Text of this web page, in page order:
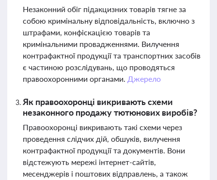
Незаконний обіг підакцизних товарів тягне за
собою кримінальну відповідальність, включно з
штрафами, конфіскацією товарів та
кримінальними провадженнями. Вилучення
контрафактної продукції та транспортних засобів
є частиною розслідувань, що проводяться
правоохоронними органами. Джерело
Як правоохоронці викривають схеми
незаконного продажу тютюнових виробів?
Правоохоронці викривають такі схеми через
проведення слідчих дій, обшуків, вилучення
контрафактної продукції та документів. Вони
відстежують мережі інтернет-сайтів,
месенджерів і поштових відправлень, а також